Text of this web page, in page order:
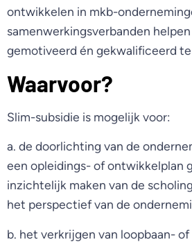
ontwikkelen in mkb-
samenwerkingsverbanden
gemotiveerd én gekwalificeerd
Waarvoor?
Slim-subsidie is mogelijk voor:
a. de doorlichting van de
een opleidings- of ontwikkelplan
inzichtelijk maken van de
het perspectief van de
b. het verkrijgen van loopbaan-